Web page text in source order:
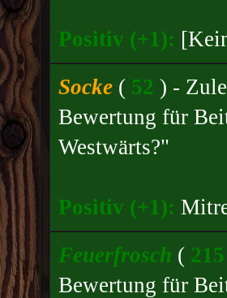
Positiv (+1):
Socke ( 52 ) -
Bewertung für
Westwärts?"
Positiv (+1):
Feuerfrosch ( 215
Bewertung für